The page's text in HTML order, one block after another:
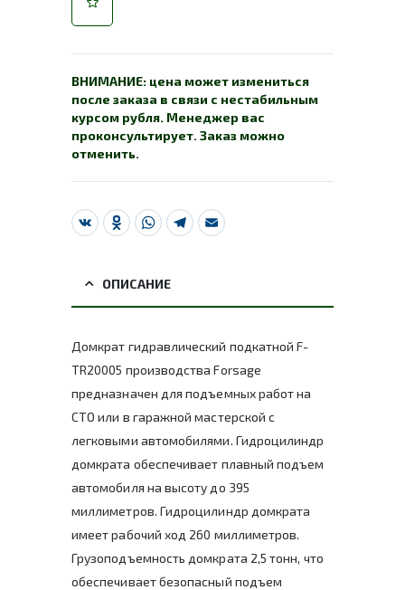
ВНИМАНИЕ: цена может измениться
после заказа в связи с нестабильным
курсом рубля. Менеджер вас
проконсультирует. Заказ можно
отменить.
VK Odnoklassniki
WhatsApp
Telegram
Email
ОПИСАНИЕ
Домкрат гидравлический подкатной F-
TR20005 производства Forsage
предназначен для подъемных работ на
СТО или в гаражной мастерской с
легковыми автомобилями. Гидроцилиндр
домкрата обеспечивает плавный подъем
автомобиля на высоту до 395
миллиметров. Гидроцилиндр домкрата
имеет рабочий ход 260 миллиметров.
Грузоподъемность домкрата 2,5 тонн, что
обеспечивает безопасный подъем